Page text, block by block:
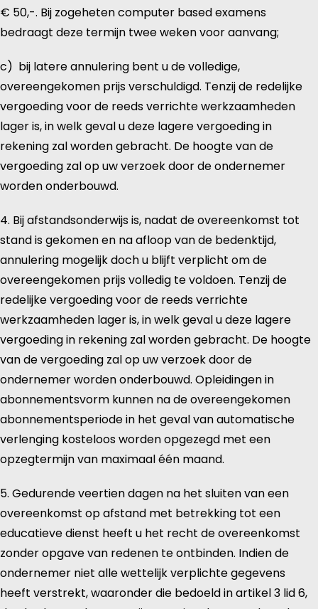
€ 50,-. Bij zogeheten computer based examens
bedraagt deze termijn twee weken voor aanvang;
c) bij latere annulering bent u de volledige,
overeengekomen prijs verschuldigd. Tenzij de redelijke
vergoeding voor de reeds verrichte werkzaamheden
lager is, in welk geval u deze lagere vergoeding in
rekening zal worden gebracht. De hoogte van de
vergoeding zal op uw verzoek door de ondernemer
worden onderbouwd.
4. Bij afstandsonderwijs is, nadat de overeenkomst tot
stand is gekomen en na afloop van de bedenktijd,
annulering mogelijk doch u blijft verplicht om de
overeengekomen prijs volledig te voldoen. Tenzij de
redelijke vergoeding voor de reeds verrichte
werkzaamheden lager is, in welk geval u deze lagere
vergoeding in rekening zal worden gebracht. De hoogte
van de vergoeding zal op uw verzoek door de
ondernemer worden onderbouwd. Opleidingen in
abonnementsvorm kunnen na de overeengekomen
abonnementsperiode in het geval van automatische
verlenging kosteloos worden opgezegd met een
opzegtermijn van maximaal één maand.
5. Gedurende veertien dagen na het sluiten van een
overeenkomst op afstand met betrekking tot een
educatieve dienst heeft u het recht de overeenkomst
zonder opgave van redenen te ontbinden. Indien de
ondernemer niet alle wettelijk verplichte gegevens
heeft verstrekt, waaronder die bedoeld in artikel 3 lid 6,